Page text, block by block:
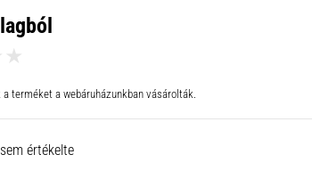
terméket a webáruházunkban vásárolták.
értékelte